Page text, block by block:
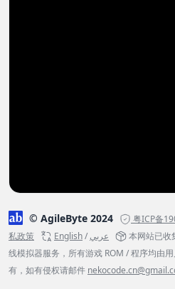
© AgileByte 2024 粤ICP备
私政策
English/عربي 本网站已收
线模拟器服务，所有游戏 ROM / 程序均由
有，如有侵权请邮件